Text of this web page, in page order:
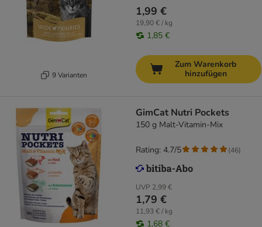
9 Varianten
1,99 €
19,90 € / kg
1,85 €
Zum Warenkorb
hinzufügen
GimCat Nutri Pockets
150 g Malt-Vitamin-Mix
UVP 2,99 €
1,79 €
11,93 € / kg
1,68 €
Rating: 4.7/5 (46)